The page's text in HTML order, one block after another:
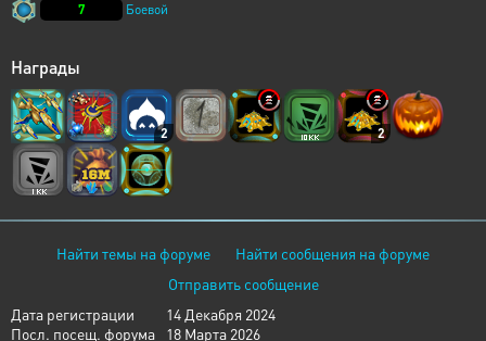
7
Боевой
Награды
2 2
Найти темы на форуме
Найти сообщения на форуме
Отправить сообщение
Дата регистрации
14 Декабря 2024
Посл. посещ. форума
18 Марта 2026